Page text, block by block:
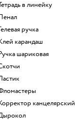
Тетрадь в линейку
Пенал
Гелевая ручка
Клей карандаш
Ручка шариковая
Скотчи
Ластик
Фломастеры
Корректор канцелярский
Дырокол